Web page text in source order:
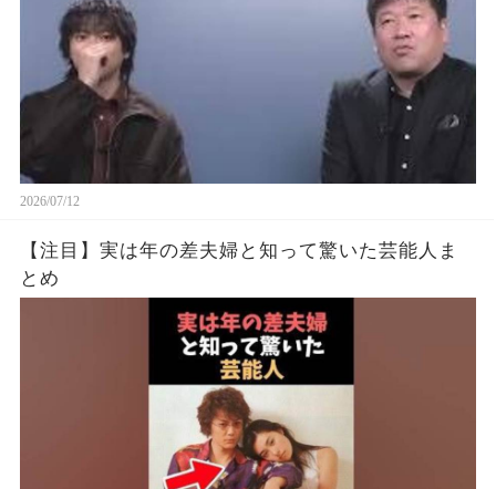
2026/07/12
【注目】実は年の差夫婦と知って驚いた芸能人ま
とめ